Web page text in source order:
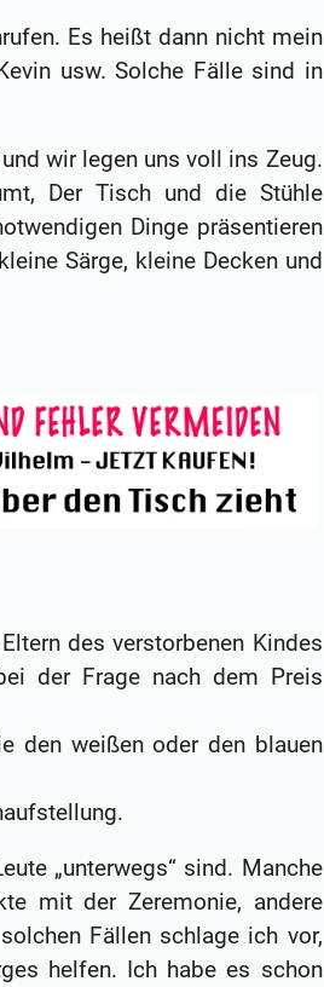
Es heißt dann nicht mein
usw. Solche Fälle sind in
wir legen uns voll ins Zeug.
Der Tisch und die Stühle
Dinge präsentieren
Särge, kleine Decken und
des verstorbenen Kindes
der Frage nach dem Preis
den weißen oder den blauen
„unterwegs“ sind. Manche
mit der Zeremonie, andere
Fällen schlage ich vor,
helfen. Ich habe es schon